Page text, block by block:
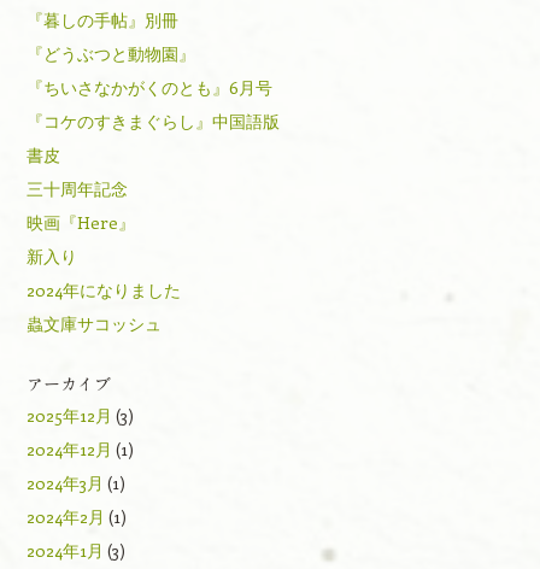
『暮しの手帖』別冊
『どうぶつと動物園』
『ちいさなかがくのとも』6月号
『コケのすきまぐらし』中国語版
書皮
三十周年記念
映画『Here』
新入り
2024年になりました
蟲文庫サコッシュ
アーカイブ
2025年12月 (3)
2024年12月 (1)
2024年3月 (1)
2024年2月 (1)
2024年1月 (3)